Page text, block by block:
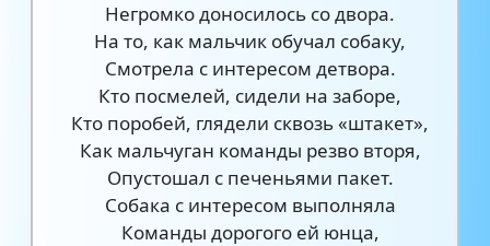
Негромко доносилось со двора.
На то, как мальчик обучал собаку,
Смотрела с интересом детвора.
Кто посмелей, сидели на заборе,
Кто поробей, глядели сквозь «штакет»,
Как мальчуган команды резво вторя,
Опустошал с печеньями пакет.
Собака с интересом выполняла
Команды дорогого ей юнца,